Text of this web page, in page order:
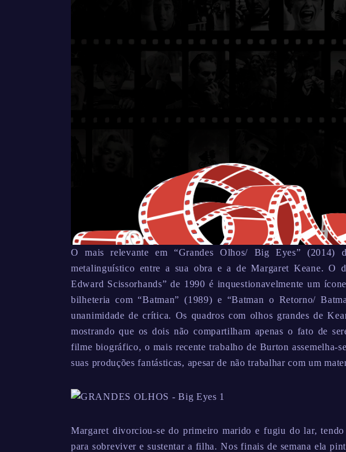
O mais relevante em “Grandes Olhos/ Big Eyes”
metalinguístico entre a sua obra e a de Margaret Keane. O
Edward Scissorhands” de 1990 é inquestionavelmente um
bilheteria com “Batman” (1989) e “Batman o Retorno/
unanimidade de crítica. Os quadros com olhos grandes de
mostrando que os dois não compartilham apenas o fato de
filme biográfico, o mais recente trabalho de Burton assemelha-
suas produções fantásticas, apesar de não trabalhar com um
Margaret divorciou-se do primeiro marido e fugiu do lar, tendo
para sobreviver e sustentar a filha. Nos finais de semana ela